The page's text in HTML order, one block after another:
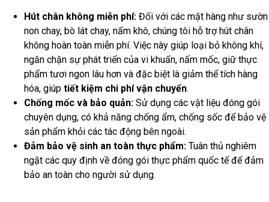
Hút chân không miễn phí: Đối với các mặt hàng như sườn
non chay, bò lát chay, nấm khô, chúng tôi hỗ trợ hút chân
không hoàn toàn miễn phí. Việc này giúp loại bỏ không khí,
ngăn chặn sự phát triển của vi khuẩn, nấm mốc, giữ thực
phẩm tươi ngon lâu hơn và đặc biệt là giảm thể tích hàng
hóa, giúp tiết kiệm chi phí vận chuyển.
Chống mốc và bảo quản: Sử dụng các vật liệu đóng gói
chuyên dụng, có khả năng chống ẩm, chống sốc để bảo vệ
sản phẩm khỏi các tác động bên ngoài.
Đảm bảo vệ sinh an toàn thực phẩm: Tuân thủ nghiêm
ngặt các quy định về đóng gói thực phẩm quốc tế để đảm
bảo an toàn cho người sử dụng.